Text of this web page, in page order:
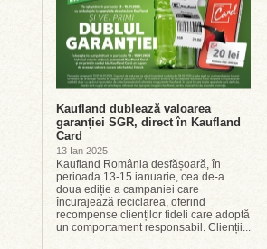
Kaufland dublează valoarea
garanției SGR, direct în Kaufland
Card
13 Ian 2025
Kaufland România desfășoară, în
perioada 13-15 ianuarie, cea de-a
doua ediție a campaniei care
încurajează reciclarea, oferind
recompense clienților fideli care adoptă
un comportament responsabil. Clienții...